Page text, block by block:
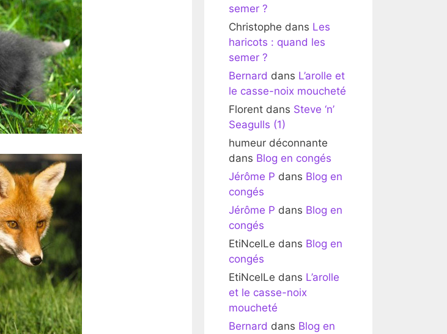
semer ?
Christophe dans Les
haricots : quand les
semer ?
Bernard dans L’arolle et
le casse-noix moucheté
Florent dans Steve ‘n’
Seagulls (1)
humeur déconnante
dans Blog en congés
Jérôme P dans Blog en
congés
Jérôme P dans Blog en
congés
EtiNcelLe dans Blog en
congés
EtiNcelLe dans L’arolle
et le casse-noix
moucheté
Bernard dans Blog en